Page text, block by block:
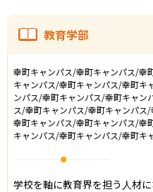
教育学部
幸町キャンパス/幸町キャンパス/幸
キャンパス/幸町キャンパス/幸町キ
ンパス/幸町キャンパス/幸町キャ
ス/幸町キャンパス/幸町キャンパ
幸町キャンパス/幸町キャンパス/幸
キャンパス/幸町キャンパス/幸町キ
学校を軸に教育界を担う人材